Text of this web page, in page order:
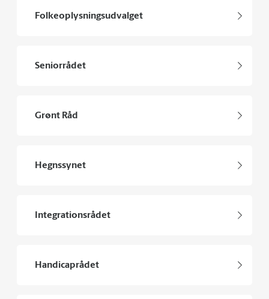
Folkeoplysningsudvalget
Seniorrådet
Grønt Råd
Hegnssynet
Integrationsrådet
Handicaprådet